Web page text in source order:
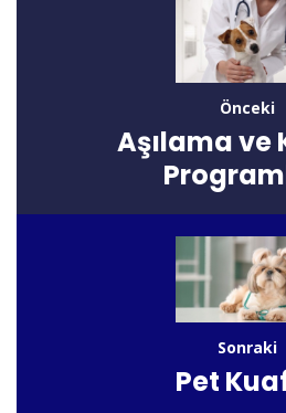
Önceki
Aşılama ve
Sonraki
Pet